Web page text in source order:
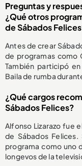
Preguntas y
¿Qué otros
de Sábados
Antes de crear
de programas como
También participó
Baila de rumba
¿Qué cargos
Sábados Felices?
Alfonso Lizarazo fue
de Sábados
programa como uno
longevos de la